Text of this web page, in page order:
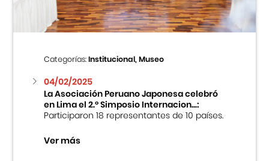
Categorías:Institucional, Museo
04/02/2025
La Asociación Peruano Japonesa celebró
en Lima el 2.º Simposio Internacion...:
Participaron 18 representantes de 10 países.
Ver más